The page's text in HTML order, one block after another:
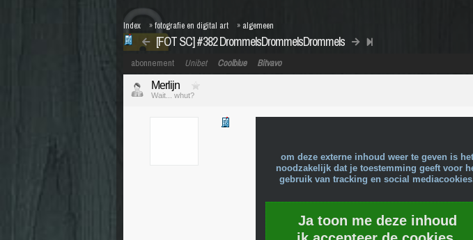
[FOT SC] #382 DrommelsDrommelsDrommels
Index »fotografie en digital art » algemeen
abonnement Unibet Coolblue Bitvavo
Merlijn
Wait... whut?
om deze externe inhoud weer te geven is het
noodzakelijk dat je toestemming geeft voor
gebruik van tracking en social
Ja toon me deze inhoud